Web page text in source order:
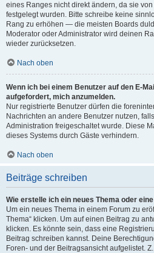
eines Ranges nicht direkt ändern, da sie
festgelegt wurden. Bitte schreibe keine
Rang zu erhöhen — die meisten Boards
Moderator oder Administrator wird deinen
wieder zurücksetzen.
Nach oben
Wenn ich bei einem Benutzer auf den E-
aufgefordert, mich anzumelden.
Nur registrierte Benutzer dürfen die
Nachrichten an andere Benutzer nutzen,
Administration freigeschaltet wurde. Diese
dieses Systems durch Gäste verhindern.
Nach oben
Beiträge schreiben
Wie erstelle ich ein neues Thema oder
Um ein neues Thema in einem Forum zu
Thema“ klicken. Um auf einen Beitrag zu
klicken. Es könnte sein, dass eine
Beitrag schreiben kannst. Deine
Foren- und der Beitragsansicht aufgelistet.